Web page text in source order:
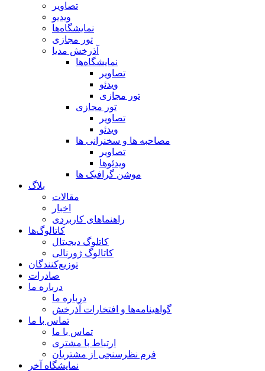
تصاویر
ویدیو
نمایشگاه‌ها
تور مجازی
آذرخش مدیا
نمایشگاه‌ها
تصاویر
ویدئو
تور مجازی
تور مجازی
تصاویر
ویدئو
مصاحبه ها و سخنرانی ها
تصاویر
ویدئوها
موشن گرافیک ها
بلاگ
مقالات
اخبار
راهنماهای کاربردی
کاتالوگ‌ها
کاتلوگ دیجیتال
کاتالوگ ژورنالی
توزیع‌کنندگان
صادرات
درباره ما
درباره ما
گواهینامه‌ها و افتخارات آذرخش
تماس با ما
تماس با ما
ارتباط با مشتری
فرم نظرسنجی از مشتریان
نمایشگاه‌ آخر